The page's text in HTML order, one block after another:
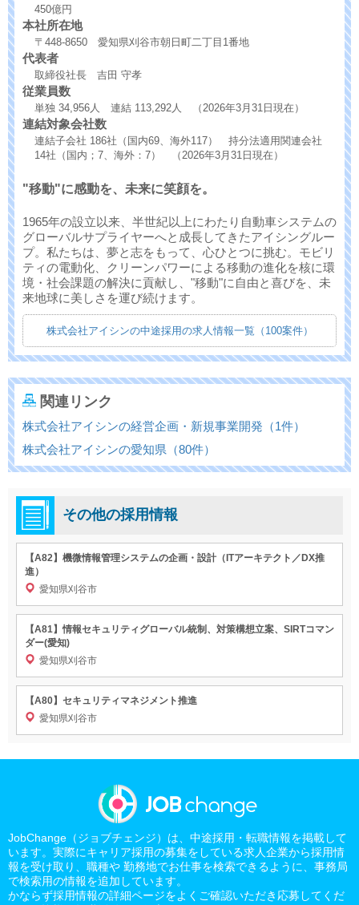
450億円
本社所在地
〒448-8650 愛知県刈谷市朝日町二丁目1番地
代表者
取締役社長 吉田 守孝
従業員数
単独 34,956人 連結 113,292人 （2026年3月31日現在）
連結対象会社数
連結子会社 186社（国内69、海外117） 持分法適用関連会社
14社（国内；7、海外：7） （2026年3月31日現在）
"移動"に感動を、未来に笑顔を。
1965年の設立以来、半世紀以上にわたり自動車システムの
グローバルサプライヤーへと成長してきたアイシングルー
プ。私たちは、夢と志をもって、心ひとつに挑む。モビリ
ティの電動化、クリーンパワーによる移動の進化を核に環
境・社会課題の解決に貢献し、"移動"に自由と喜びを、未
来地球に美しさを運び続けます。
株式会社アイシンの中途採用の求人情報一覧（100案件）
関連リンク
株式会社アイシンの経営企画・新規事業開発（1件）
株式会社アイシンの愛知県（80件）
その他の採用情報
【A82】機微情報管理システムの企画・設計（ITアーキテクト／DX推
進）
愛知県刈谷市
【A81】情報セキュリティグローバル統制、対策構想立案、SIRTコマン
ダー(愛知)
愛知県刈谷市
【A80】セキュリティマネジメント推進
愛知県刈谷市
JobChange（ジョブチェンジ）は、中途採用・転職情報を掲載して
います。実際にキャリア採用の募集をしている求人企業から採用情
報を受け取り、職種や 勤務地でお仕事を検索できるように、事務局
で検索用の情報を追加しています。
かならず採用情報の詳細ページをよくご確認いただき応募してくだ